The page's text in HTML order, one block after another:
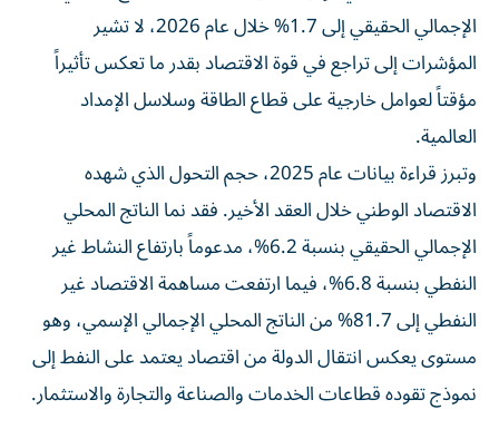
الإجمالي الحقيقي إلى 1.7% خلال عام 2026، لا تشير
المؤشرات إلى تراجع في قوة الاقتصاد بقدر ما تعكس تأثيراً
مؤقتاً لعوامل خارجية على قطاع الطاقة وسلاسل الإمداد
العالمية.
وتبرز قراءة بيانات عام 2025، حجم التحول الذي شهده
الاقتصاد الوطني خلال العقد الأخير. فقد نما الناتج المحلي
الإجمالي الحقيقي بنسبة 6.2%، مدعوماً بارتفاع النشاط غير
النفطي بنسبة 6.8%، فيما ارتفعت مساهمة الاقتصاد غير
النفطي إلى 81.7% من الناتج المحلي الإجمالي الإسمي، وهو
مستوى يعكس انتقال الدولة من اقتصاد يعتمد على النفط إلى
نموذج تقوده قطاعات الخدمات والصناعة والتجارة والاستثمار.